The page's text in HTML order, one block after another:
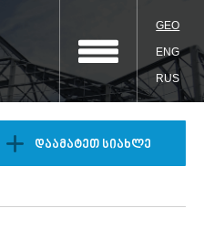
GEO
ENG
RUS
დაამატეთ სიახლე